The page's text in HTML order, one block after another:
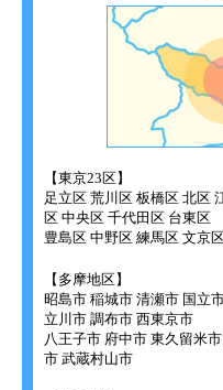
【東京23区】
足立区 荒川区 板橋区 北区
区 中央区 千代田区 台東区
豊島区 中野区 練馬区 文京
【多摩地区】
昭島市 稲城市 清瀬市 国立
立川市 調布市 西東京市
八王子市 府中市 東久留米
市 武蔵村山市